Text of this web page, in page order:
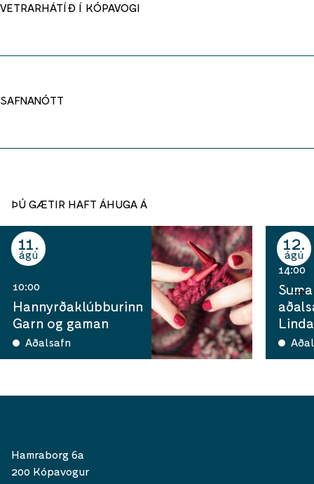
VETRARHÁTÍÐ Í KÓPAVOGI
SAFNANÓTT
ÞÚ GÆTIR HAFT ÁHUGA Á
11
ágú
10:00
Hannyrðaklúbburinn
Garn og gaman
Aðalsafn
12
ágú
14:00
Hamraborg 6a
200 Kópavogur